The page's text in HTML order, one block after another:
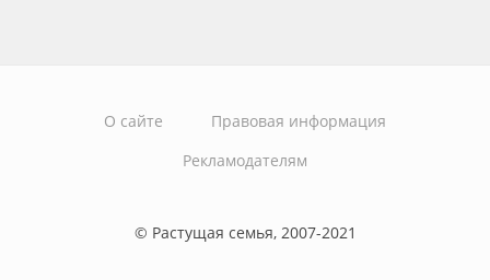
О сайте
Правовая информация
Рекламодателям
© Растущая семья, 2007-2021